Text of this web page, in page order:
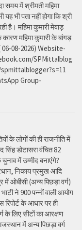
समय में श्रीमती महिमा
भी पता नहीं होगा कि श्री
है। महिमा कुमारी मेवाड़
महिमा कुमारी के बांगड़
08-2026) Website-
SPMittalblog
Group-
के लोगों की ही राजनीति में
सिंह डोटासरा वंचित 82
में उम्मीद बनाएंगे?
निकाय प्रमुख आदि
ओबीसी (अन्य पिछड़ा वर्ग)
ने 900 पन्नों वाली आयोग
रिपोर्ट के आधार पर ही
के लिए सीटों का आरक्षण
में अन्य पिछड़ा वर्ग